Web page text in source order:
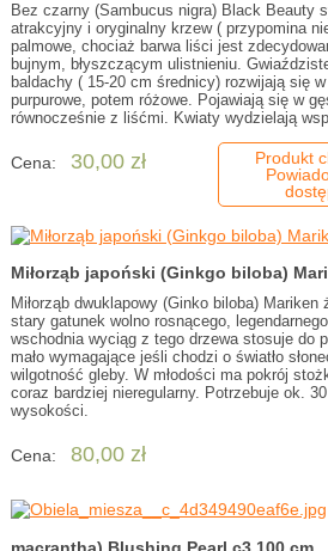
Bez czarny (Sambucus nigra) Black Beauty
atrakcyjny i oryginalny krzew ( przypomina
palmowe, chociaż barwa liści jest
bujnym, błyszczącym ulistnieniu.
baldachy ( 15-20 cm średnicy) rozwijają się
purpurowe, potem różowe. Pojawiają się w
równocześnie z liśćmi. Kwiaty wydzielają
Cena: 30,00 zł
Produkt
Miłorząb japoński (Ginkgo biloba)
Miłorząb dwuklapowy (Ginko biloba)
stary gatunek wolno rosnącego,
wschodnia wyciąg z tego drzewa stosuje do
mało wymagające jeśli chodzi o światło
wilgotność gleby. W młodości ma pokrój
coraz bardziej nieregularny. Potrzebuje ok.
wysokości.
Cena: 80,00 zł